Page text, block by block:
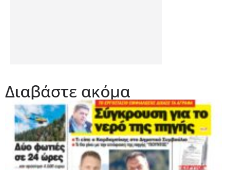
Διαβάστε ακόμα